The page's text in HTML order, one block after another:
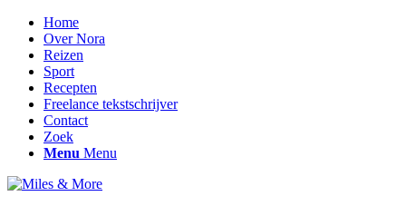
Home
Over Nora
Reizen
Sport
Recepten
Freelance tekstschrijver
Contact
Zoek
Menu Menu